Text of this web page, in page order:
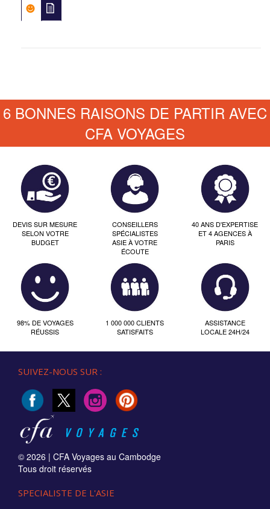
6 BONNES RAISONS DE PARTIR AVEC
CFA VOYAGES
DEVIS SUR MESURE
SELON VOTRE
BUDGET
CONSEILLERS
SPÉCIALISTES
ASIE À VOTRE
ÉCOUTE
40 ANS D'EXPERTISE
ET 4 AGENCES À
PARIS
98% DE VOYAGES
RÉUSSIS
1 000 000 CLIENTS
SATISFAITS
ASSISTANCE
LOCALE 24H/24
SUIVEZ-NOUS SUR :
© 2026 | CFA Voyages au Cambodge
Tous droit réservés
SPECIALISTE DE L'ASIE